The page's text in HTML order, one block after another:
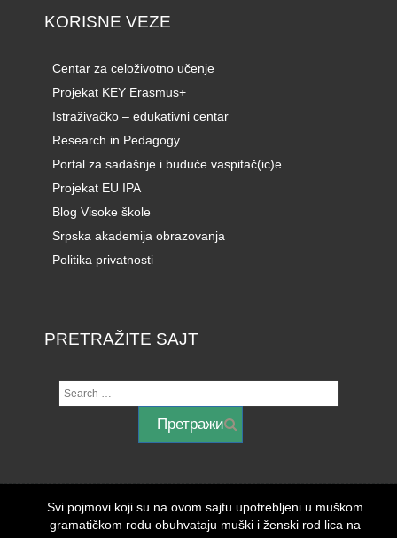
KORISNE VEZE
Centar za celoživotno učenje
Projekat KEY Erasmus+
Istraživačko – edukativni centar
Research in Pedagogy
Portal za sadašnje i buduće vaspitač(ic)e
Projekat EU IPA
Blog Visoke škole
Srpska akademija obrazovanja
Politika privatnosti
PRETRAŽITE SAJT
Svi pojmovi koji su na ovom sajtu upotrebljeni u muškom
gramatičkom rodu obuhvataju muški i ženski rod lica na